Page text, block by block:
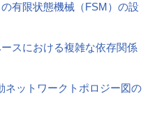
有限状態機械（FSM）の設
スにおける複雑な依存関係
ネットワークトポロジー図の